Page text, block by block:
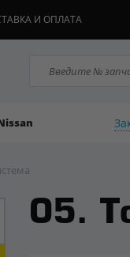
И ОПЛАТА
05.